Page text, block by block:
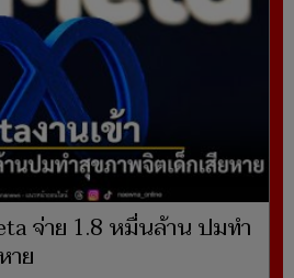
จ่าย 1.8 หมื่นล้าน ปมทำ
าย